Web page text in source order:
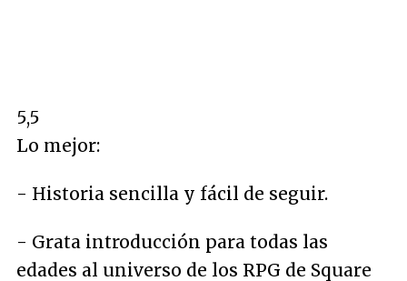
5,5
Lo mejor:
- Historia sencilla y fácil de seguir.
- Grata introducción para todas las
edades al universo de los RPG de Square